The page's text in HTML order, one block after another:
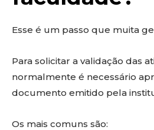
Esse é um passo que muita
Para solicitar a validação das
normalmente é necessário
documento emitido pela
Os mais comuns são: